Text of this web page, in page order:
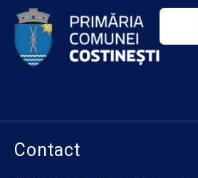
Contact